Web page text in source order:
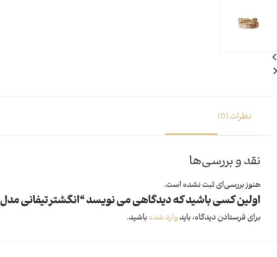
نظرات (0)
نقد و بررسی‌ها
هنوز بررسی‌ای ثبت نشده است.
اولین کسی باشید که دیدگاهی می نویسد “انگشتر تیفانی مدل RN-TF22-1”
برای فرستادن دیدگاه، بایدوارد شده باشید.